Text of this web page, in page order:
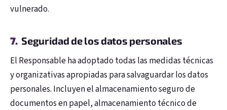
vulnerado.
Seguridad de los datos personales
El Responsable ha adoptado todas las medidas técnicas
y organizativas apropiadas para salvaguardar los datos
personales. Incluyen el almacenamiento seguro de
documentos en papel, almacenamiento técnico de